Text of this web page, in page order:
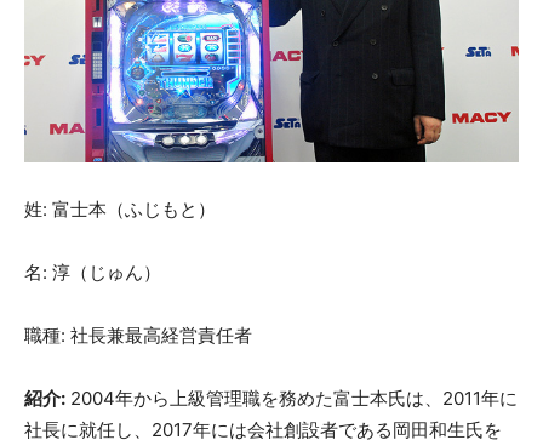
姓: 富士本（ふじもと）
名: 淳（じゅん）
職種: 社長兼最高経営責任者
紹介: 2004年から上級管理職を務めた富士本氏は、2011年に
社長に就任し、2017年には会社創設者である岡田和生氏を